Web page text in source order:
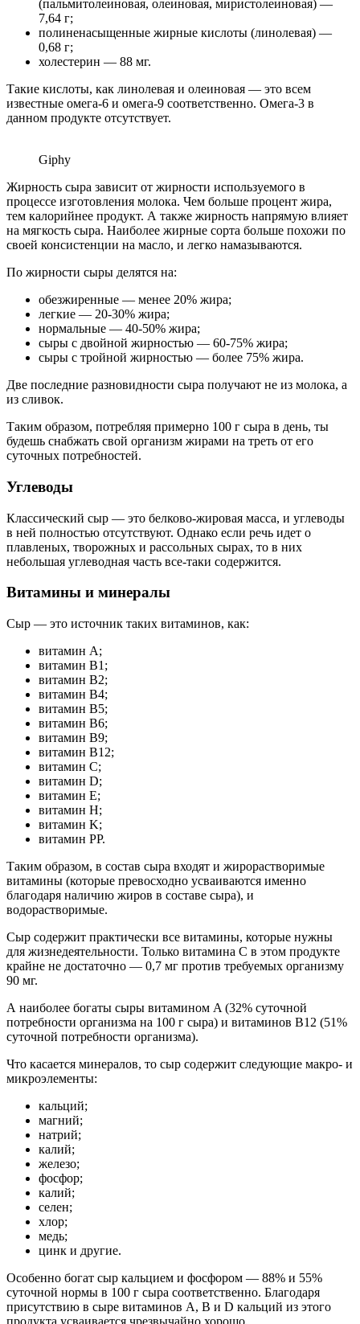
(пальмитолеиновая, олеиновая, миристолеиновая) —
7,64 г;
полиненасыщенные жирные кислоты (линолевая) —
0,68 г;
холестерин — 88 мг.
Такие кислоты, как линолевая и олеиновая — это всем
известные омега-6 и омега-9 соответственно. Омега-3 в
данном продукте отсутствует.
Giphy
Жирность сыра зависит от жирности используемого в
процессе изготовления молока. Чем больше процент жира,
тем калорийнее продукт. А также жирность напрямую влияет
на мягкость сыра. Наиболее жирные сорта больше похожи по
своей консистенции на масло, и легко намазываются.
По жирности сыры делятся на:
обезжиренные — менее 20% жира;
легкие — 20-30% жира;
нормальные — 40-50% жира;
сыры с двойной жирностью — 60-75% жира;
сыры с тройной жирностью — более 75% жира.
Две последние разновидности сыра получают не из молока, а
из сливок.
Таким образом, потребляя примерно 100 г сыра в день, ты
будешь снабжать свой организм жирами на треть от его
суточных потребностей.
Углеводы
Классический сыр — это белково-жировая масса, и углеводы
в ней полностью отсутствуют. Однако если речь идет о
плавленых, творожных и рассольных сырах, то в них
небольшая углеводная часть все-таки содержится.
Витамины и минералы
Сыр — это источник таких витаминов, как:
витамин A;
витамин B1;
витамин B2;
витамин B4;
витамин B5;
витамин B6;
витамин B9;
витамин B12;
витамин C;
витамин D;
витамин E;
витамин H;
витамин K;
витамин PP.
Таким образом, в состав сыра входят и жирорастворимые
витамины (которые превосходно усваиваются именно
благодаря наличию жиров в составе сыра), и
водорастворимые.
Сыр содержит практически все витамины, которые нужны
для жизнедеятельности. Только витамина C в этом продукте
крайне не достаточно — 0,7 мг против требуемых организму
90 мг.
А наиболее богаты сыры витамином A (32% суточной
потребности организма на 100 г сыра) и витаминов B12 (51%
суточной потребности организма).
Что касается минералов, то сыр содержит следующие макро- и
микроэлементы:
кальций;
магний;
натрий;
калий;
железо;
фосфор;
калий;
селен;
хлор;
медь;
цинк и другие.
Особенно богат сыр кальцием и фосфором — 88% и 55%
суточной нормы в 100 г сыра соответственно. Благодаря
присутствию в сыре витаминов A, B и D кальций из этого